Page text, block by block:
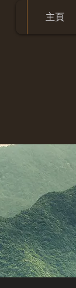
主頁